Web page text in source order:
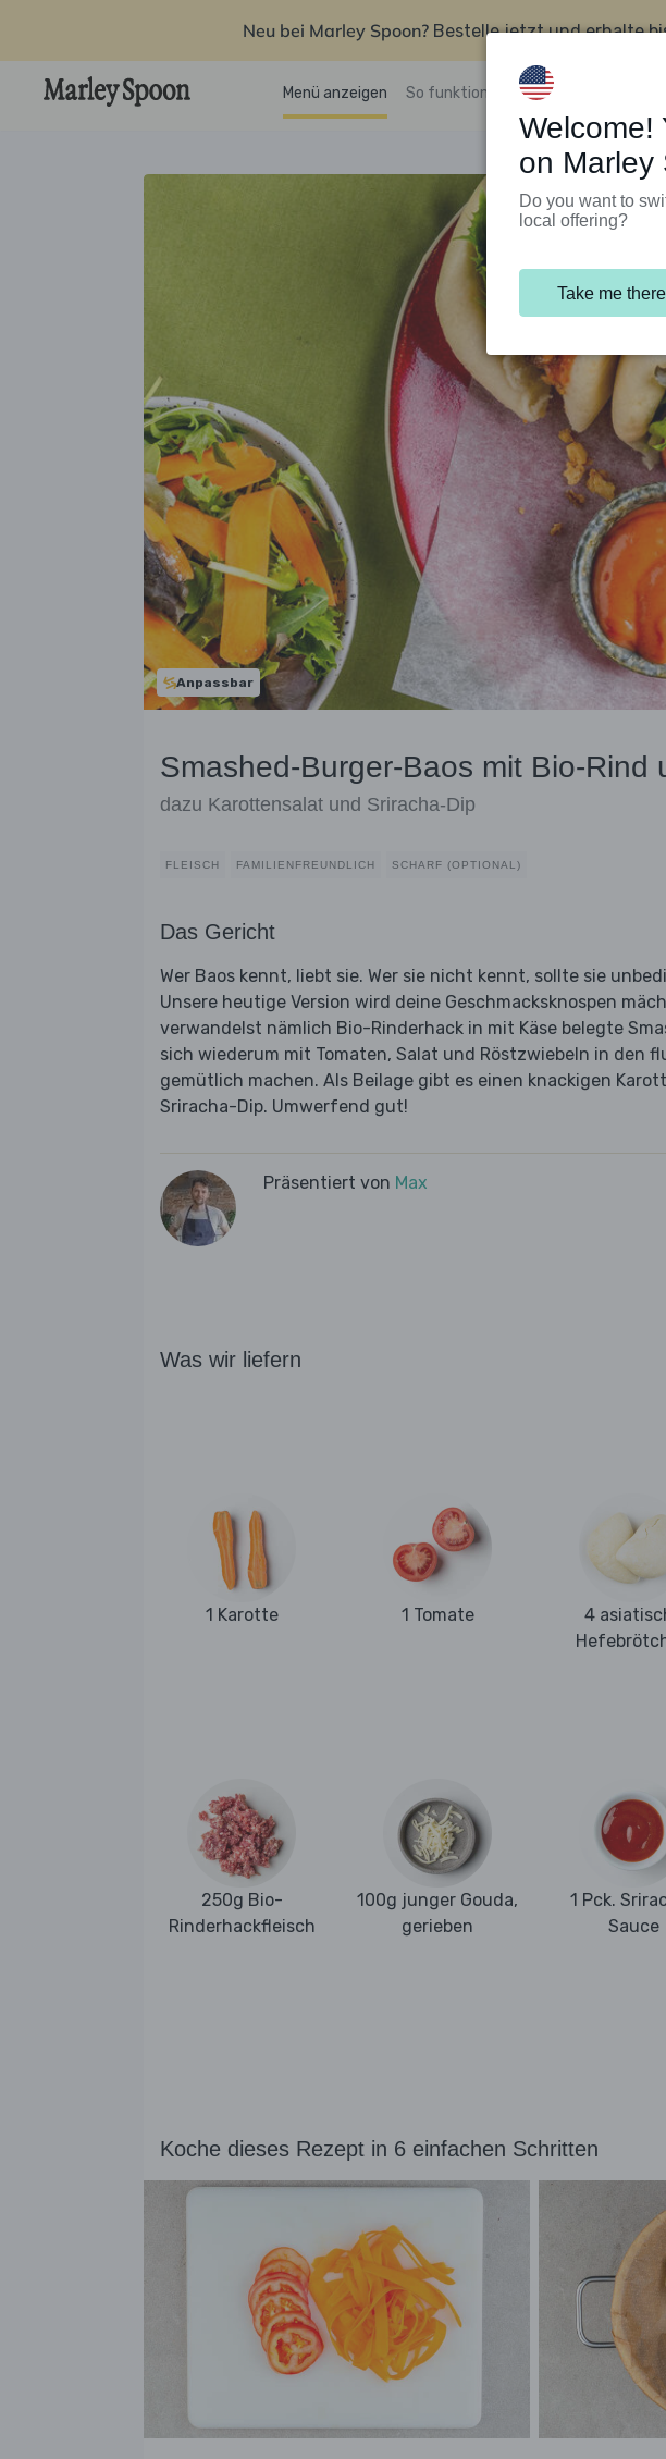
Neu bei Marley Spoon? Bestelle jetzt und erhalte
Menü anzeigen So funktioniert’s Kundenservice
Anpassbar
Smashed-Burger-Baos mit Bio-Rind
dazu Karottensalat und Sriracha-Dip
FLEISCH FAMILIENFREUNDLICH SCHARF (OPTIONAL)
Das Gericht
Wer Baos kennt, liebt sie. Wer sie nicht kennt, sollte sie
Unsere heutige Version wird deine Geschmacksknospen
verwandelst nämlich Bio-Rinderhack in mit Käse belegte
sich wiederum mit Tomaten, Salat und Röstzwiebeln in den
gemütlich machen. Als Beilage gibt es einen knackigen
Sriracha-Dip. Umwerfend gut!
Präsentiert von Max
Was wir liefern
1 Karotte 1 Tomate
4
250g Bio-
Rinderhackfleisch
100g junger Gouda,
gerieben
1 Pck.
Sauce
Koche dieses Rezept in 6 einfachen Schritten
Welcome!
on Marley
Do you want to
local offering?
Take me there